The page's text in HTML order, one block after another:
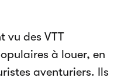
vu des VTT
à louer, en
aventuriers. Ils